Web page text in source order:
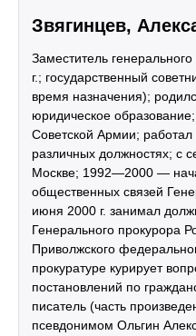
Звягинцев,
Заместитель
г.; государственный
время назначения);
юридическое
Советской Армии; работал
различных должностях; с
Москве; 1992—2000 —
общественных связей
июня 2000 г. занимал
Генерального прокурора
Приволжского
прокуратуре курирует
постановлений по
писатель (часть
псевдонимом Ольгин